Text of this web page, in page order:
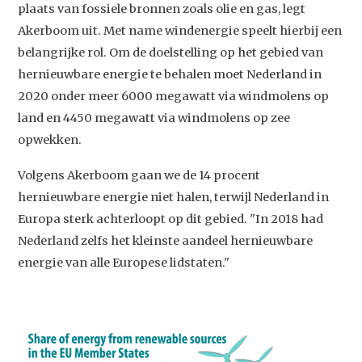
plaats van fossiele bronnen zoals olie en gas, legt
Akerboom uit. Met name windenergie speelt hierbij een
belangrijke rol. Om de doelstelling op het gebied van
hernieuwbare energie te behalen moet Nederland in
2020 onder meer 6000 megawatt via windmolens op
land en 4450 megawatt via windmolens op zee
opwekken.
Volgens Akerboom gaan we de 14 procent
hernieuwbare energie niet halen, terwijl Nederland in
Europa sterk achterloopt op dit gebied. "In 2018 had
Nederland zelfs het kleinste aandeel hernieuwbare
energie van alle Europese lidstaten."